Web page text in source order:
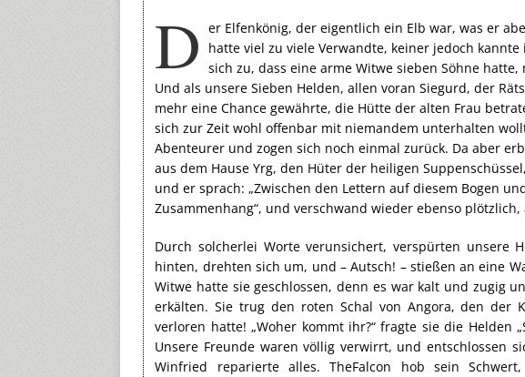
D er Elfenkönig, der eigentlich ein Elb war, was er
hatte viel zu viele Verwandte, keiner jedoch
sich zu, dass eine arme Witwe sieben Söhne
Und als unsere Sieben Helden, allen voran Siegurd, der
mehr eine Chance gewährte, die Hütte der alten Frau
sich zur Zeit wohl offenbar mit niemandem unterhalten
Abenteurer und zogen sich noch einmal zurück. Da aber
aus dem Hause Yrg, den Hüter der heiligen
und er sprach: „Zwischen den Lettern auf diesem Bogen
Zusammenhang“, und verschwand wieder ebenso
Durch solcherlei Worte verunsichert, verspürten unsere
hinten, drehten sich um, und – Autsch! – stießen an eine
Witwe hatte sie geschlossen, denn es war kalt und zugig
erkälten. Sie trug den roten Schal von Angora, den der
verloren hatte! „Woher kommt ihr?“ fragte sie die Helden
Unsere Freunde waren völlig verwirrt, und entschlossen
Winfried reparierte alles. TheFalcon hob sein